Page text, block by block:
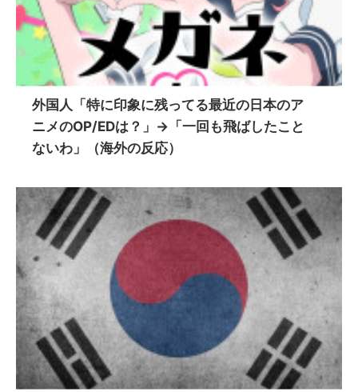
外国人「特に印象に残ってる最近の日本のア
ニメのOP/EDは？」→「一回も飛ばしたこと
ないわ」（海外の反応）